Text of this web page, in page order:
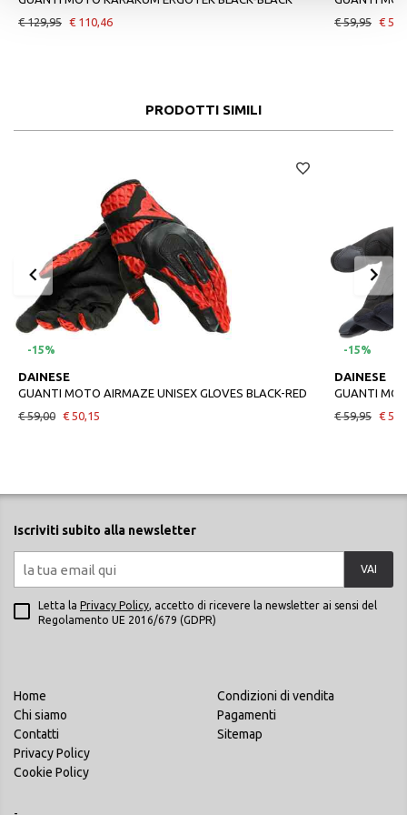
€ 129,95 € 110,46
€ 59,95 €
PRODOTTI SIMILI
-15%
DAINESE
GUANTI MOTO AIRMAZE UNISEX GLOVES BLACK-RED
€ 59,00 € 50,15
-15%
DAINESE
GUANTI
€ 59,95 €
Iscriviti subito alla newsletter
VAI
Letta la Privacy Policy, accetto di ricevere la newsletter ai sensi del
Regolamento UE 2016/679 (GDPR)
Home
Chi siamo
Contatti
Privacy Policy
Cookie Policy
Condizioni di vendita
Pagamenti
Sitemap